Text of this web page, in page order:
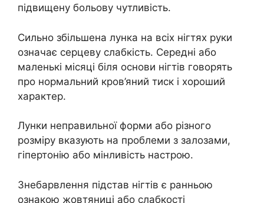
підвищену больову чутливість.
Сильно збільшена лунка на всіх нігтях руки
означає серцеву слабкість. Середні або
маленькі місяці біля основи нігтів говорять
про нормальний кров’яний тиск і хороший
характер.
Лунки неправильної форми або різного
розміру вказують на проблеми з залозами,
гіпертонію або мінливість настрою.
Знебарвлення підстав нігтів є ранньою
ознакою жовтяниці або слабкості